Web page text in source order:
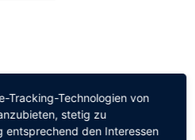
Tracking-Technologien von
stetig zu
entsprechend den Interessen